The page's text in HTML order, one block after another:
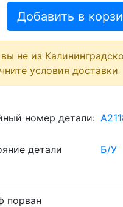
Добавить в
не из
условия доставки
номер детали:
детали Б/У
порван